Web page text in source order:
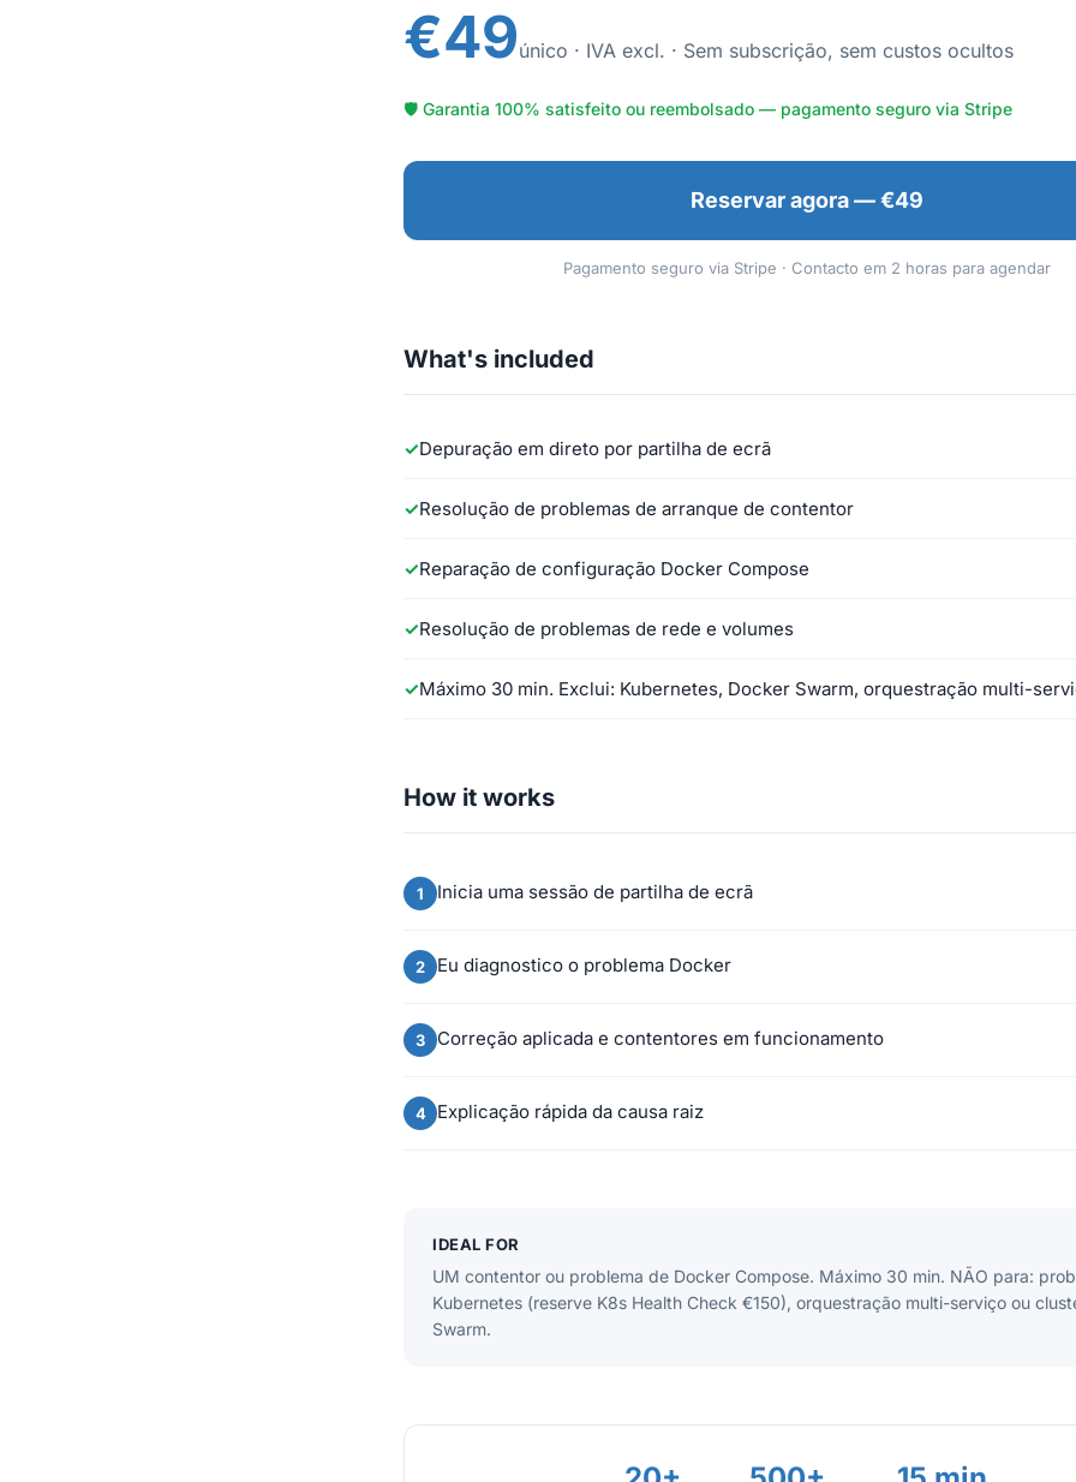
€49único · IVA excl. · Sem subscrição, sem custos ocultos
🛡 Garantia 100% satisfeito ou reembolsado — pagamento seguro via Stripe
Reservar agora — €49
Pagamento seguro via Stripe · Contacto em 2 horas para agendar
What's included
Depuração em direto por partilha de ecrã
Resolução de problemas de arranque de contentor
Reparação de configuração Docker Compose
Resolução de problemas de rede e volumes
Máximo 30 min. Exclui: Kubernetes, Docker Swarm, orquestração multi-
How it works
Inicia uma sessão de partilha de ecrã
Eu diagnostico o problema Docker
Correção aplicada e contentores em funcionamento
Explicação rápida da causa raiz
IDEAL FOR
UM contentor ou problema de Docker Compose. Máximo 30 min. NÃO para:
Kubernetes (reserve K8s Health Check €150), orquestração multi-serviço ou
Swarm.